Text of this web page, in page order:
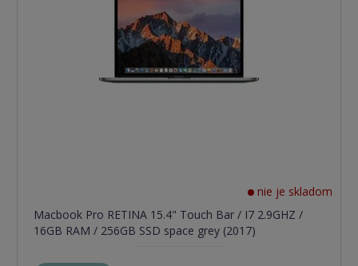
nie je skladom
Macbook Pro RETINA 15.4" Touch Bar / I7 2.9GHZ /
16GB RAM / 256GB SSD space grey (2017)